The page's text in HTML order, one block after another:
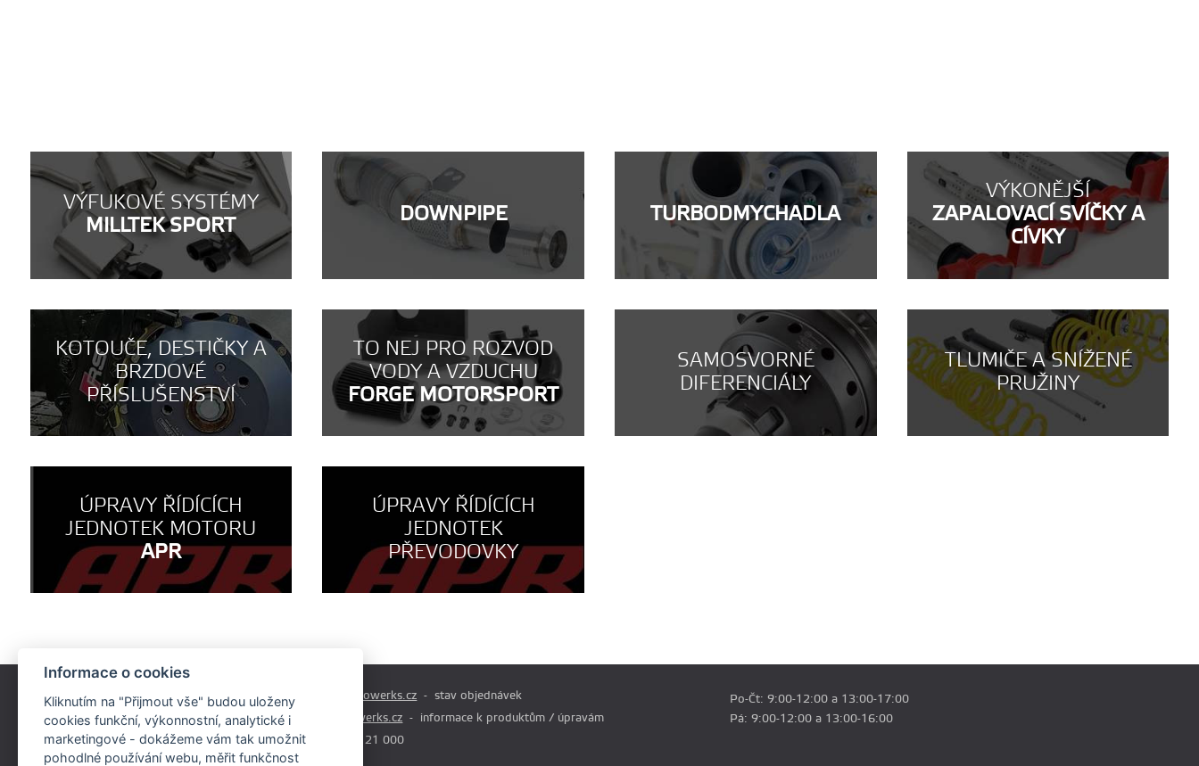
Informace o cookies
Kliknutím na "Přijmout vše" budou uloženy
cookies funkční, výkonnostní, analytické i
marketingové - dokážeme vám tak umožnit
pohodlné používání webu, měřit funkčnost
VÝFUKOVÉ SYSTÉMY
MILLTEK SPORT
DOWNPIPE TURBODMYCHADLA
VÝKONĚJŠÍ
ZAPALOVACÍ SVÍČKY A
CÍVKY
KOTOUČE, DESTIČKY A
BRZDOVÉ
PŘÍSLUŠENSTVÍ
TO NEJ PRO ROZVOD
VODY A VZDUCHU
FORGE MOTORSPORT
SAMOSVORNÉ
DIFERENCIÁLY
TLUMIČE A SNÍŽENÉ
PRUŽINY
ÚPRAVY ŘÍDÍCÍCH
JEDNOTEK MOTORU
APR
ÚPRAVY ŘÍDÍCÍCH
JEDNOTEK
PŘEVODOVKY
Českobrodská 179
Praha - Běchovice
19011
prodej@autowerks.cz
stav objednávek
info@autowerks.cz
informace k produktům / úpravám
+420 721 121 000
Po-Čt: 9:00-12:00 a 13:00-17:00
Pá: 9:00-12:00 a 13:00-16:00